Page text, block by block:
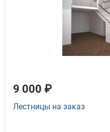
9 000 ₽
Лестницы на заказ